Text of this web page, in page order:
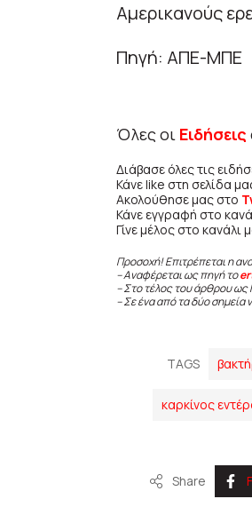
Αμερικανούς
Πηγή: ΑΠΕ-ΜΠΕ
Όλες οι Ειδήσεις
Διάβασε όλες τις
Κάνε like στη σελίδα
Ακολούθησε μας στο
Κάνε εγγραφή στο
Γίνε μέλος στο κανάλι
Προσοχή! Επιτρέπεται η
– Αναφέρεται ως πηγή το
– Στο τέλος του άρθρου ως
– Σε ένα από τα δύο σημεία
TAGS
καρκίνος
Share